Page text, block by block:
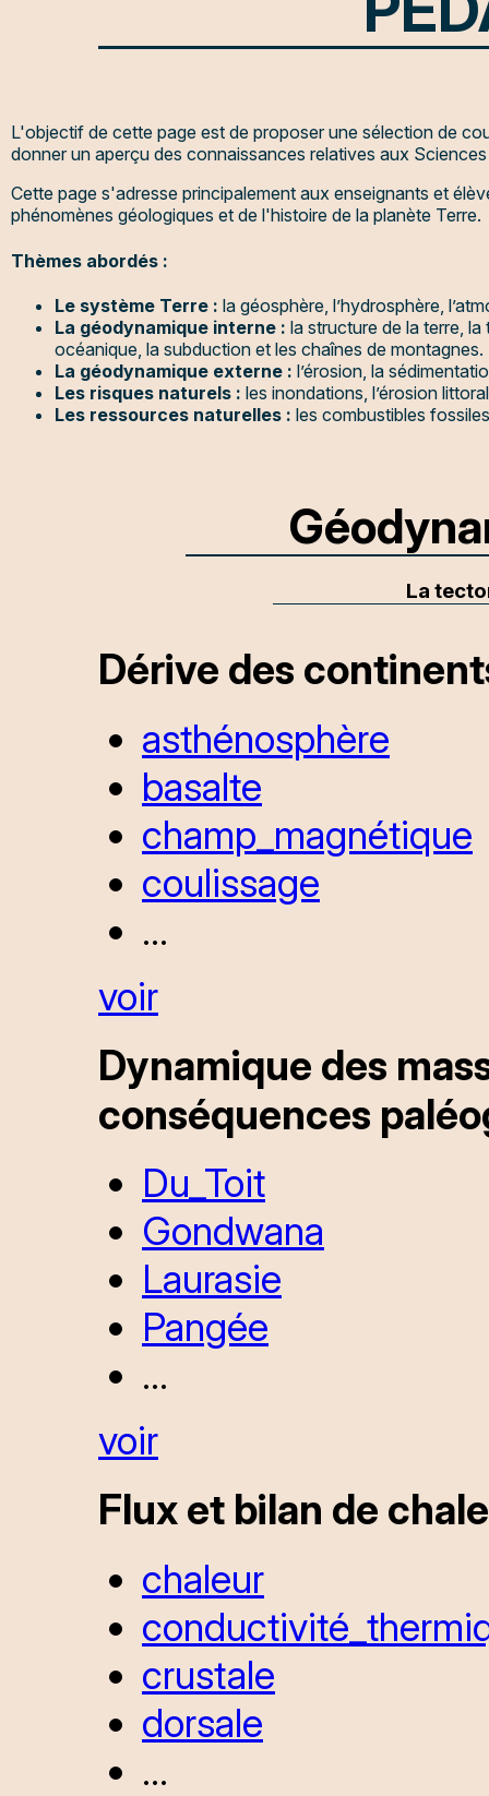
L'objectif de cette page est de proposer une sélection de
donner un aperçu des connaissances relatives aux
Cette page s'adresse principalement aux enseignants et
phénomènes géologiques et de l'histoire de la planète Terre.
Thèmes abordés :
Le système Terre : la géosphère, l’hydrosphère,
La géodynamique interne : la structure de la terre,
océanique, la subduction et les chaînes de montagnes.
La géodynamique externe : l’érosion, la
Les risques naturels : les inondations, l’érosion
Les ressources naturelles : les combustibles
La
Dérive des
asthénosphère
basalte
champ_magnétique
coulissage
...
voir
Dynamique des
conséquences
Du_Toit
Gondwana
Laurasie
Pangée
...
voir
Flux et bilan de
chaleur
crustale
dorsale
...